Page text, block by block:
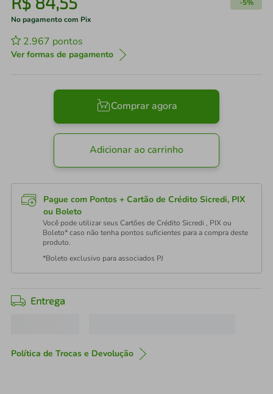
-5%
No pagamento com Pix
2.967 pontos
Ver formas de pagamento
Comprar agora
Adicionar ao carrinho
Pague com Pontos + Cartão de Crédito Sicredi, PIX
ou Boleto
Você pode utilizar seus Cartões de Crédito Sicredi , PIX ou
Boleto* caso não tenha pontos suficientes para a compra deste
produto.
*Boleto exclusivo para associados PJ
Entrega
Política de Trocas e Devolução